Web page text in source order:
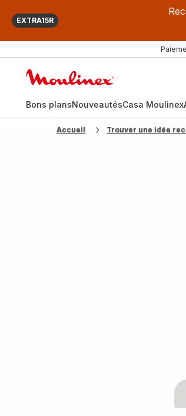
EXTRA15R
Bons plansNouveautésCasa Moulinex
Accueil Trouver une idée